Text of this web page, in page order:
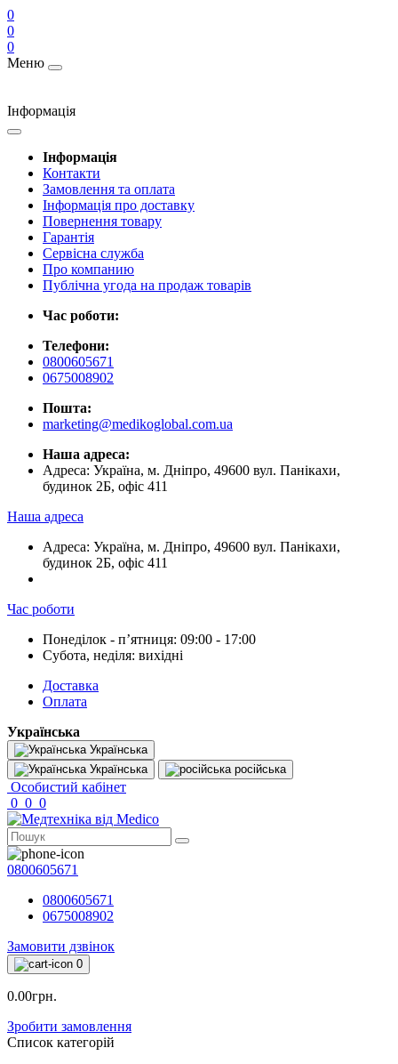
0
0
0
Меню
Інформація
Інформація
Контакти
Замовлення та оплата
Інформація про доставку
Повернення товару
Гарантія
Сервісна служба
Про компанию
Публічна угода на продаж товарів
Час роботи:
Телефони:
0800605671
0675008902
Пошта:
marketing@medikoglobal.com.ua
Наша адреса:
Адреса: Україна, м. Дніпро, 49600 вул. Панікахи,
будинок 2Б, офіс 411
Наша адреса
Адреса: Україна, м. Дніпро, 49600 вул. Панікахи,
будинок 2Б, офіс 411
Час роботи
Понеділок - пʼятниця: 09:00 - 17:00
Субота, неділя: вихідні
Доставка
Оплата
Українська
Українська
Українська
російська
Особистий кабінет
0 0 0
0800605671
0800605671
0675008902
Замовити дзвінок
0
0.00грн.
Зробити замовлення
Список категорій